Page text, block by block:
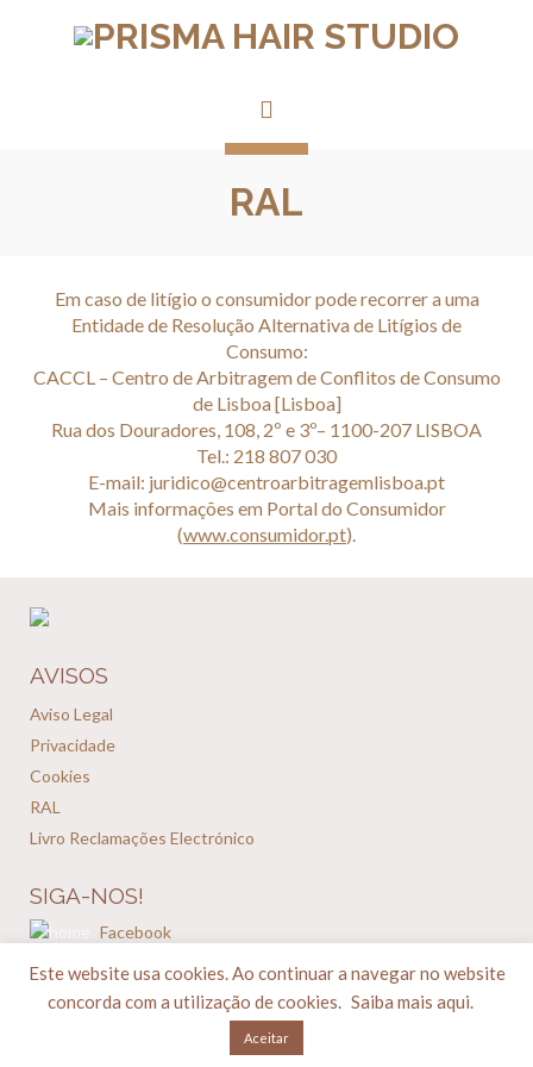
RAL
Em caso de litígio o consumidor pode recorrer a uma
Entidade de Resolução Alternativa de Litígios de
Consumo:
CACCL – Centro de Arbitragem de Conflitos de Consumo
de Lisboa [Lisboa]
Rua dos Douradores, 108, 2º e 3º– 1100-207 LISBOA
Tel.: 218 807 030
E-mail: juridico@centroarbitragemlisboa.pt
Mais informações em Portal do Consumidor
(www.consumidor.pt).
AVISOS
Aviso Legal
Privacidade
Cookies
RAL
Livro Reclamações Electrónico
SIGA-NOS!
Facebook
Prisma Hair Studio | 2020 | Todos os direitos reservados.
Este website usa cookies. Ao continuar a navegar no website
concorda com a utilização de cookies. Saiba mais aqui.
Aceitar